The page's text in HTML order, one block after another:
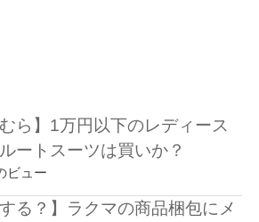
むら】1万円以下のレディース
ートスーツは買いか？
ビュー
する？】ラクマの商品梱包にメ